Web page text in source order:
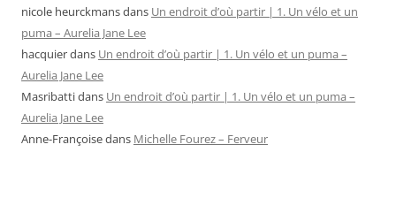
nicole heurckmansdans Un endroit d’où partir | 1. Un vélo et un
puma – Aurelia Jane Lee
hacquierdans Un endroit d’où partir | 1. Un vélo et un puma –
Aurelia Jane Lee
Masribattidans Un endroit d’où partir | 1. Un vélo et un puma –
Aurelia Jane Lee
Anne-Françoisedans Michelle Fourez – Ferveur